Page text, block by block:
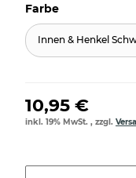
Farbe
Innen & Henkel
10,95 €
inkl. 19% MwSt. , zzgl.